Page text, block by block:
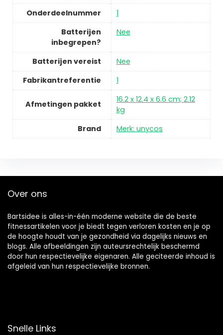
Onderdeelnummer
1
Batterijen
inbegrepen?
Nee
Batterijen vereist
Nee
Fabrikantreferentie
1
Afmetingen pakket
16.2 x 12.4 x 6.6 cm; 2.12
kg
Brand
Merk: unycos
Over ons
Bartsidee is alles-in-één moderne website die de beste
fitnessartikelen voor je biedt tegen verloren kosten en je op
de hoogte houdt van je gezondheid via dagelijks nieuws en
blogs. Alle afbeeldingen zijn auteursrechtelijk beschermd
door hun respectievelijke eigenaren. Alle geciteerde inhoud is
afgeleid van hun respectievelijke bronnen.
Snelle Links